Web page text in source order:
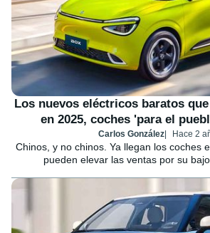
Los nuevos eléctricos baratos
en 2025, coches 'para el
Carlos González Hace 2
Chinos, y no chinos. Ya llegan los coches
pueden elevar las ventas por su